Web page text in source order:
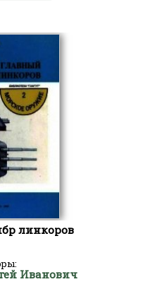
линкоров
Иванович